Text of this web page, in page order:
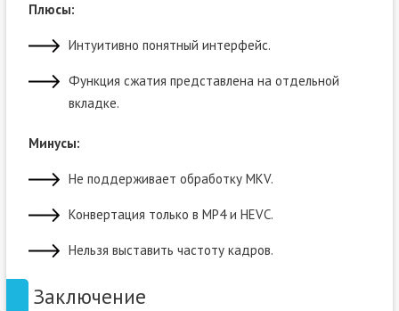
Плюсы:
Интуитивно понятный интерфейс.
Функция сжатия представлена на отдельной
вкладке.
Минусы:
Не поддерживает обработку MKV.
Конвертация только в MP4 и HEVC.
Нельзя выставить частоту кадров.
Заключение